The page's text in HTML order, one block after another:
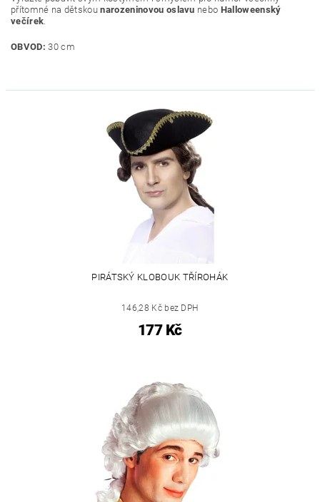
přítomné na dětskounarozeninovou oslavu nebo Halloweenský
večírek.
OBVOD: 30 cm
PIRÁTSKÝ KLOBOUK TŘÍROHÁK
146,28 Kč bez DPH
177 Kč